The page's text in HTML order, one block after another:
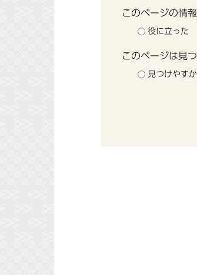
このページの情
役に立った
このページは見
見つけやす